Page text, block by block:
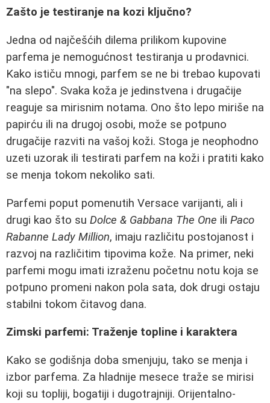
Zašto je testiranje na kozi ključno?
Jedna od najčešćih dilema prilikom kupovine
parfema je nemogućnost testiranja u prodavnici.
Kako ističu mnogi, parfem se ne bi trebao kupovati
"na slepo". Svaka koža je jedinstvena i drugačije
reaguje sa mirisnim notama. Ono što lepo miriše na
papirću ili na drugoj osobi, može se potpuno
drugačije razviti na vašoj koži. Stoga je neophodno
uzeti uzorak ili testirati parfem na koži i pratiti kako
se menja tokom nekoliko sati.
Parfemi poput pomenutih Versace varijanti, ali i
drugi kao što su Dolce & Gabbana The One ili Paco
Rabanne Lady Million, imaju različitu postojanost i
razvoj na različitim tipovima kože. Na primer, neki
parfemi mogu imati izraženu početnu notu koja se
potpuno promeni nakon pola sata, dok drugi ostaju
stabilni tokom čitavog dana.
Zimski parfemi: Traženje topline i karaktera
Kako se godišnja doba smenjuju, tako se menja i
izbor parfema. Za hladnije mesece traže se mirisi
koji su topliji, bogatiji i dugotrajniji. Orijentalno-